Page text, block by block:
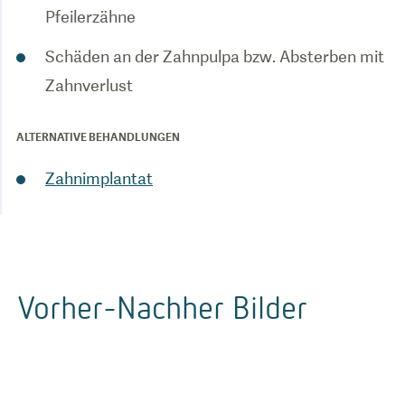
Pfeilerzähne
Schäden an der Zahnpulpa bzw. Absterben mit
Zahnverlust
ALTERNATIVE BEHANDLUNGEN
Zahnimplantat
Vorher-Nachher Bilder